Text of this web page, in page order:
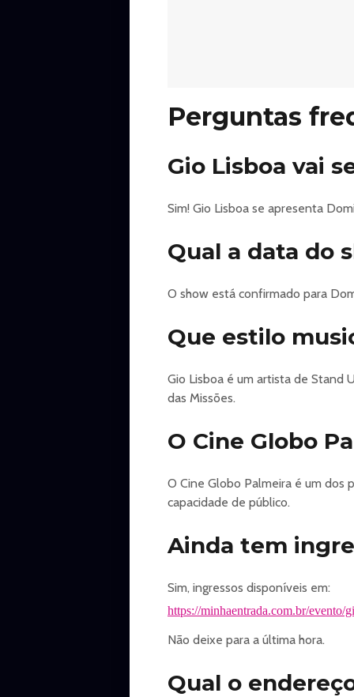
https://minhaentrada.com.br/evento/
Perguntas
Gio Lisboa vai
Sim! Gio Lisboa se apresenta
Qual a data do
O show está confirmado para
Que estilo
Gio Lisboa é um artista de Stand
das Missões.
O Cine Globo
O Cine Globo Palmeira é um dos
capacidade de público.
Ainda tem
Sim, ingressos disponíveis em:
https://minhaentrada.com.br/evento/
Não deixe para a última hora.
Qual o